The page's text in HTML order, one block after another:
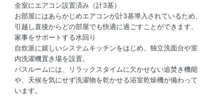
全室にエアコン設置済み（計3基）
お部屋にはあらかじめエアコンが計3基導入されているため、
引越し直後からどの部屋でも快適に過ごすことができます。
家事をサポートする水回り
自炊派に嬉しいシステムキッチンをはじめ、独立洗面台や室
内洗濯機置き場を設置。
バスルームには、リラックスタイムに欠かせない追焚き機能
や、天候を気にせず洗濯物を乾かせる浴室乾燥機が備わって
います。